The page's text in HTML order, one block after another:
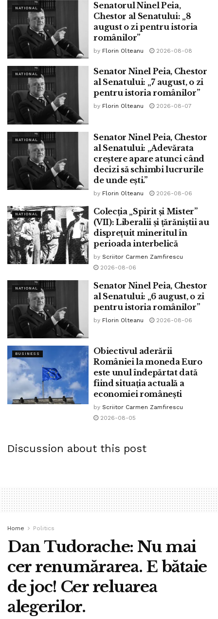
astfel de dispozitive, cu o valoare de aproximativ 350.000
euro, în condițiile în care majoritate acestor tipuri de
produse sunt noi în portofoliul companiei. Până de curând,
vânzările de camere termale sau cu termoviziune aveau o
cu totul altă aplicabilitate și se utilizau în unități mari de
producție, dar și la frontiere pentru identificarea
persoanelor care treceau granița fraudulos.
65% catalin serban masurarea temperaturii
romani sondaj www.bpnews.ro
NATIONAL
Senatorul Ninel Peia,
Chestor al Senatului: „8
august o zi pentru istoria
românilor”
by Florin Olteanu 2026-08-08
NATIONAL
Senator Ninel Peia, Chestor
al Senatului: „7 august, o zi
pentru istoria românilor”
by Florin Olteanu 2026-08-07
NATIONAL
Senator Ninel Peia, Chestor
al Senatului: „Adevărata
creștere apare atunci când
decizi să schimbi lucrurile
de unde ești.”
by Florin Olteanu 2026-08-06
NATIONAL
Colecția „Spirit și Mister”
(VII): Liberalii și țărăniștii au
disprețuit mineritul în
perioada interbelică
by Scriitor Carmen Zamfirescu
2026-08-06
NATIONAL
Senator Ninel Peia, Chestor
al Senatului: „6 august, o zi
pentru istoria românilor”
by Florin Olteanu 2026-08-06
BUSINESS
Obiectivul aderării
României la moneda Euro
este unul îndepărtat dată
fiind situația actuală a
economiei românești
by Scriitor Carmen Zamfirescu
2026-08-05
Discussion about this post
Home Politics
Dan Tudorache: Nu mai
cer renumărarea. E bătaie
de joc! Cer reluarea
alegerilor.